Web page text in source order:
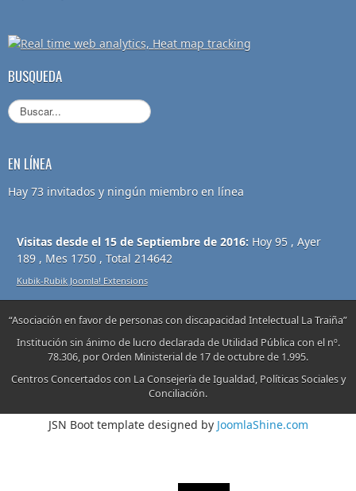
BUSQUEDA
EN LÍNEA
Hay 73 invitados y ningún miembro en línea
Visitas desde el 15 de Septiembre de 2016: Hoy 95 , Ayer
189 , Mes 1750 , Total 214642
Kubik-Rubik Joomla! Extensions
“Asociación en favor de personas con discapacidad Intelectual La Traiña”
Institución sin ánimo de lucro declarada de Utilidad Pública con el nº.
78.306, por Orden Ministerial de 17 de octubre de 1.995.
Centros Concertados con La Consejería de Igualdad, Políticas Sociales y
Conciliación.
JSN Boot template designed by JoomlaShine.com